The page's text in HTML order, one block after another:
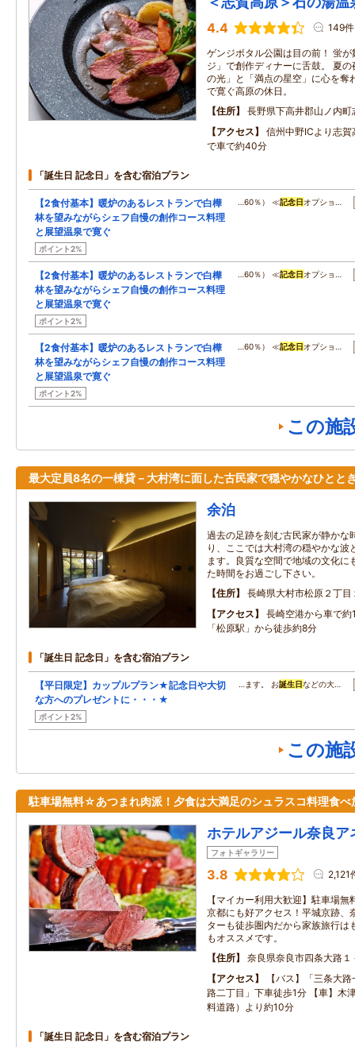
4.4 149件
ゲンジボタル公園は目の前！ 蛍
ジ」で創作ディナーに舌鼓。 夏
の光」と「満点の星空」に心を奪
で寛ぐ高原の休日。
住所
長野県下高井郡山ノ内
アクセス
信州中野ICより志
で車で約40分
「誕生日 記念日」を含む宿泊プラン
【2食付基本】暖炉のあるレストランで白樺
林を望みながらシェフ自慢の創作コース料理
と展望温泉で寛ぐ
ポイント2%
…60％） ≪記念日 オプショ…
【2食付基本】暖炉のあるレストランで白樺
林を望みながらシェフ自慢の創作コース料理
と展望温泉で寛ぐ
ポイント2%
…60％） ≪記念日 オプショ…
【2食付基本】暖炉のあるレストランで白樺
林を望みながらシェフ自慢の創作コース料理
と展望温泉で寛ぐ
ポイント2%
…60％） ≪記念日 オプショ…
この施
最大定員8名の一棟貸－大村湾に面した古民家で穏やかなひとと
余泊
過去の足跡を刻む古民家が静かな
り、ここでは大村湾の穏やかな波
ます。良質な空間で地域の文化に
た時間をお過ごし下さい。
住所
長崎県大村市松原２丁目
アクセス
長崎空港から車で
「松原駅」から徒歩約8分
「誕生日 記念日」を含む宿泊プラン
【平日限定】カップルプラン★記念日や大切
な方へのプレゼントに・・・★
ポイント2%
…ます。 お誕生日などの大…
この施
駐車場無料☆あつまれ肉派！夕食は大満足のシュラスコ料理食べ
ホテルアジール奈良ア
フォトギャラリー
3.8 2,121
【マイカー利用大歓迎】駐車場
京都にも好アクセス！平城京跡、
ターも徒歩圏内だから家族旅行は
もオススメです。
住所
奈良県奈良市四条大路１
アクセス
【バス】「三条大
路二丁目」下車徒歩1分 【車】木
料道路）より約10分
「誕生日 記念日」を含む宿泊プラン